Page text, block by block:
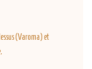
(Varoma) et